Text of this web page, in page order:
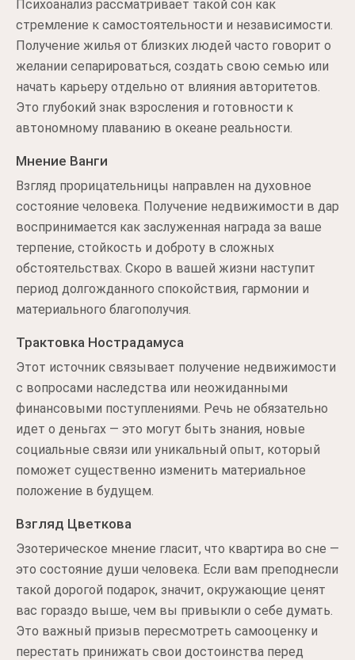
Психоанализ рассматривает такой сон как
стремление к самостоятельности и независимости.
Получение жилья от близких людей часто говорит о
желании сепарироваться, создать свою семью или
начать карьеру отдельно от влияния авторитетов.
Это глубокий знак взросления и готовности к
автономному плаванию в океане реальности.
Мнение Ванги
Взгляд прорицательницы направлен на духовное
состояние человека. Получение недвижимости в дар
воспринимается как заслуженная награда за ваше
терпение, стойкость и доброту в сложных
обстоятельствах. Скоро в вашей жизни наступит
период долгожданного спокойствия, гармонии и
материального благополучия.
Трактовка Нострадамуса
Этот источник связывает получение недвижимости
с вопросами наследства или неожиданными
финансовыми поступлениями. Речь не обязательно
идет о деньгах — это могут быть знания, новые
социальные связи или уникальный опыт, который
поможет существенно изменить материальное
положение в будущем.
Взгляд Цветкова
Эзотерическое мнение гласит, что квартира во сне —
это состояние души человека. Если вам преподнесли
такой дорогой подарок, значит, окружающие ценят
вас гораздо выше, чем вы привыкли о себе думать.
Это важный призыв пересмотреть самооценку и
перестать принижать свои достоинства перед